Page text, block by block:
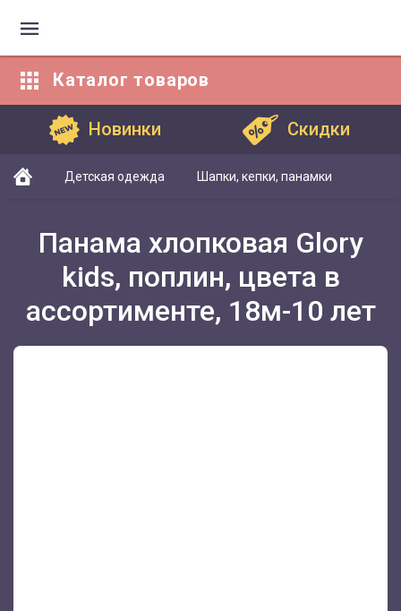
Каталог товаров
Новинки Скидки
Детская одежда Шапки, кепки, панамки
Панама хлопковая Glory
kids, поплин, цвета в
ассортименте, 18м-10 лет